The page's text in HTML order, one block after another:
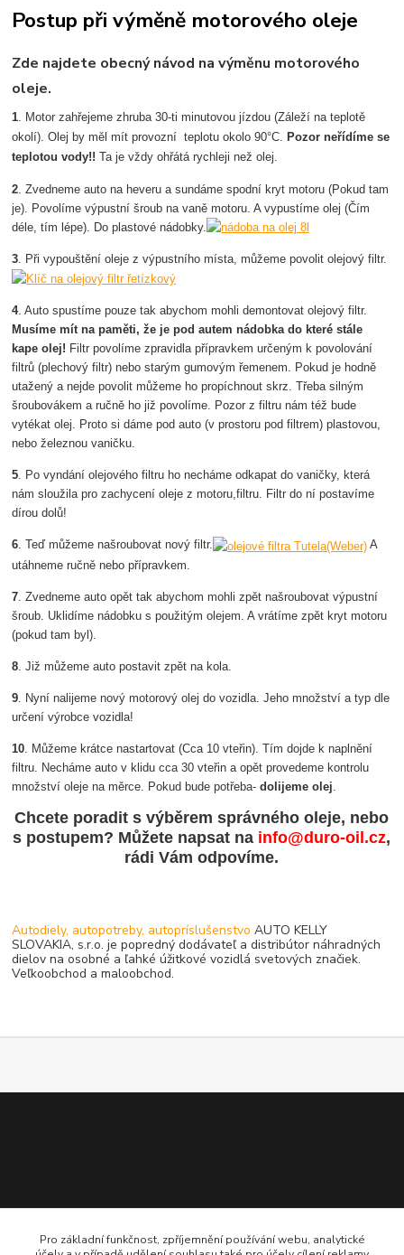
Postup při výměně motorového oleje
Zde najdete obecný návod na výměnu motorového
oleje.
1. Motor zahřejeme zhruba 30-ti minutovou jízdou (Záleží na teplotě
okolí). Olej by měl mít provozní teplotu okolo 90°C. Pozor neřídíme se
teplotou vody!! Ta je vždy ohřátá rychleji než olej.
2. Zvedneme auto na heveru a sundáme spodní kryt motoru (Pokud tam
je). Povolíme výpustní šroub na vaně motoru. A vypustíme olej (Čím
déle, tím lépe). Do plastové nádobky.
3. Při vypouštění oleje z výpustního místa, můžeme povolit olejový filtr.
4. Auto spustíme pouze tak abychom mohli demontovat olejový filtr.
Musíme mít na paměti, že je pod autem nádobka do které stále
kape olej! Filtr povolíme zpravidla přípravkem určeným k povolování
filtrů (plechový filtr) nebo starým gumovým řemenem. Pokud je hodně
utažený a nejde povolit můžeme ho propíchnout skrz. Třeba silným
šroubovákem a ručně ho již povolíme. Pozor z filtru nám též bude
vytékat olej. Proto si dáme pod auto (v prostoru pod filtrem) plastovou,
nebo železnou vaničku.
5. Po vyndání olejového filtru ho necháme odkapat do vaničky, která
nám sloužila pro zachycení oleje z motoru,filtru. Filtr do ní postavíme
dírou dolů!
6. Teď můžeme našroubovat nový filtr.
A
utáhneme ručně nebo přípravkem.
7 . Zvedneme auto opět tak abychom mohli zpět našroubovat výpustní
šroub. Uklidíme nádobku s použitým olejem. A vrátíme zpět kryt motoru
(pokud tam byl).
8 . Již můžeme auto postavit zpět na kola.
9 . Nyní nalijeme nový motorový olej do vozidla. Jeho množství a typ dle
určení výrobce vozidla!
10 . Můžeme krátce nastartovat (Cca 10 vteřin). Tím dojde k naplnění
filtru. Necháme auto v klidu cca 30 vteřin a opět provedeme kontrolu
množství oleje na měrce. Pokud bude potřeba-dolijeme olej
Chcete poradit s výběrem správného oleje, nebo
s postupem? Můžete napsat na info@duro-oil.cz,
rádi Vám odpovíme.
Autodiely, autopotreby, autopríslušenstvoAUTO KELLY
SLOVAKIA, s.r.o. je popredný dodávateľ a distribútor náhradných
dielov na osobné a ľahké úžitkové vozidlá svetových značiek.
Veľkoobchod a maloobchod.
Pro základní funkčnost, zpříjemnění používání webu, analytické